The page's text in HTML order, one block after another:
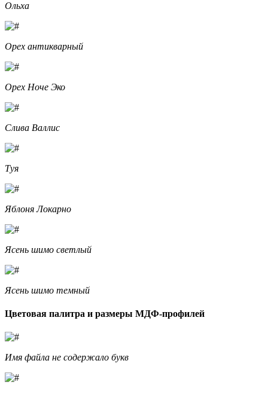
Ольха
Орех антикварный
Орех Ноче Эко
Слива Валлис
Туя
Яблоня Локарно
Ясень шимо светлый
Ясень шимо темный
Цветовая палитра и размеры МДФ-профилей
Имя файла не содержало букв